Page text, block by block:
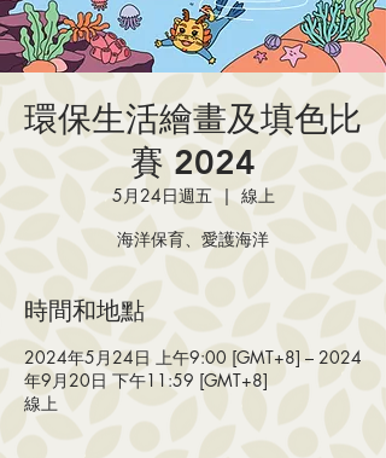
環保生活繪畫及填色比
賽 2024
5月24日週五
  |
線上
海洋保育、愛護海洋
時間和地點
2024年5月24日 上午9:00 [GMT+8] – 2024
年9月20日 下午11:59 [GMT+8]
線上